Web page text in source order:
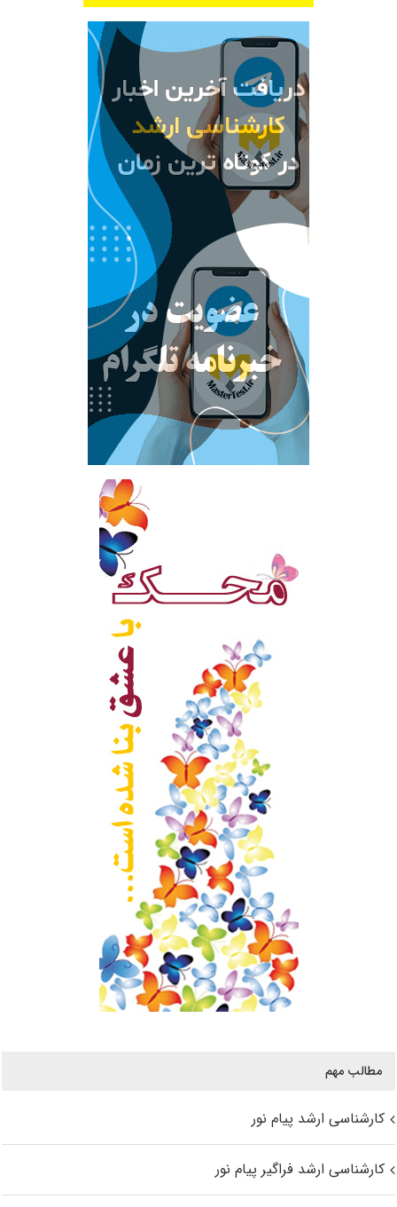
مطالب مهم
کارشناسی ارشد پیام نور
کارشناسی ارشد فراگیر پیام نور